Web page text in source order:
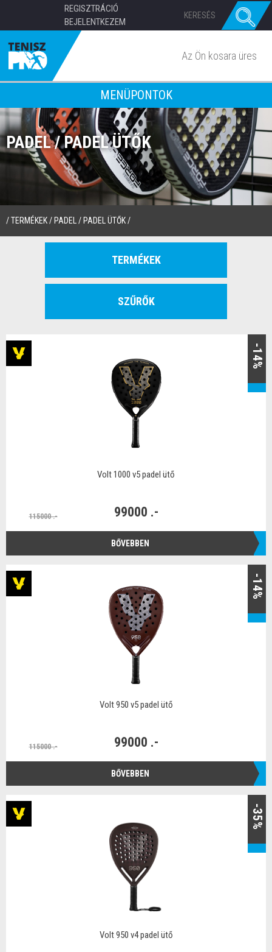
REGISZTRÁCIÓ
BEJELENTKEZEM
Az Ön kosara üres
MENÜPONTOK
PADEL / PADEL ÜTŐK
/TERMÉKEK/ PADEL / PADEL ÜTŐK/
TERMÉKEK
SZŰRŐK
-14%
Volt 1000 v5 padel ütő
115000 .- 99000 .-
BŐVEBBEN
-14%
Volt 950 v5 padel ütő
115000 .- 99000 .-
BŐVEBBEN
-35%
Volt 950 v4 padel ütő